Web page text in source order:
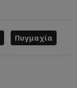
Πυγμαχία